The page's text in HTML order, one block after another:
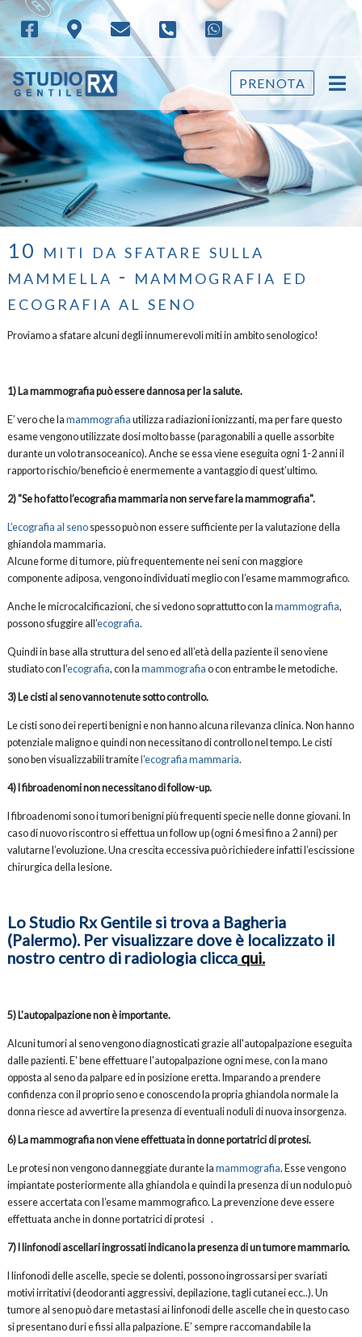
PRENOTA
10 miti da sfatare sulla
mammella - mammografia ed
ecografia al seno
Proviamo a sfatare alcuni degli innumerevoli miti in ambito senologico!
1) La mammografia può essere dannosa per la salute.
E’ vero che la mammografia utilizza radiazioni ionizzanti, ma per fare questo
esame vengono utilizzate dosi molto basse (paragonabili a quelle assorbite
durante un volo transoceanico). Anche se essa viene eseguita ogni 1-2 anni il
rapporto rischio/beneficio è enermemente a vantaggio di quest’ultimo.
2) "Se ho fatto l’ecografia mammaria non serve fare la mammografia".
L’ecografia al senospesso può non essere sufficiente per la valutazione della
ghiandola mammaria.
Alcune forme di tumore, più frequentemente nei seni con maggiore
componente adiposa, vengono individuati meglio con l’esame mammografico.
Anche le microcalcificazioni, che si vedono soprattutto con la mammografia,
possono sfuggire all’ecografia.
Quindi in base alla struttura del seno ed all’età della paziente il seno viene
studiato con l’ecografia, con la mammografia o con entrambe le metodiche.
3) Le cisti al seno vanno tenute sotto controllo.
Le cisti sono dei reperti benigni e non hanno alcuna rilevanza clinica. Non hanno
potenziale maligno e quindi non necessitano di controllo nel tempo. Le cisti
sono ben visualizzabili tramite l'ecografia mammaria.
4) I fibroadenomi non necessitano di follow-up.
I fibroadenomi sono i tumori benigni più frequenti specie nelle donne giovani. In
caso di nuovo riscontro si effettua un follow up (ogni 6 mesi fino a 2 anni) per
valutarne l’evoluzione. Una crescita eccessiva può richiedere infatti l’escissione
chirurgica della lesione.
Lo Studio Rx Gentile si trova a Bagheria
(Palermo). Per visualizzare dove è localizzato il
nostro centro di radiologia clicca qui.
5) L'autopalpazione non è importante.
Alcuni tumori al seno vengono diagnosticati grazie all'autopalpazione eseguita
dalle pazienti. E' bene effettuare l'autopalpazione ogni mese, con la mano
opposta al seno da palpare ed in posizione eretta. Imparando a prendere
confidenza con il proprio seno e conoscendo la propria ghiandola normale la
donna riesce ad avvertire la presenza di eventuali noduli di nuova insorgenza.
6) La mammografia non viene effettuata in donne portatrici di protesi.
Le protesi non vengono danneggiate durante la mammografia. Esse vengono
impiantate posteriormente alla ghiandola e quindi la presenza di un nodulo può
essere accertata con l’esame mammografico. La prevenzione deve essere
effettuata anche in donne portatrici di protesi .
7) I linfonodi ascellari ingrossati indicano la presenza di un tumore mammario.
I linfonodi delle ascelle, specie se dolenti, possono ingrossarsi per svariati
motivi irritativi (deodoranti aggressivi, depilazione, tagli cutanei ecc..). Un
tumore al seno può dare metastasi ai linfonodi delle ascelle che in questo caso
si presentano duri e fissi alla palpazione. E’ sempre raccomandabile la